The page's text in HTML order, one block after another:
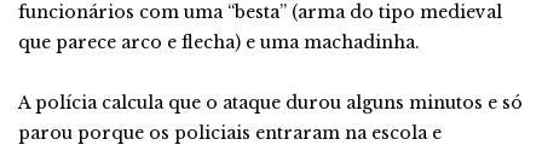
funcionários com uma “besta” (arma do tipo medieval
que parece arco e flecha) e uma machadinha.
A polícia calcula que o ataque durou alguns minutos e só
parou porque os policiais entraram na escola e